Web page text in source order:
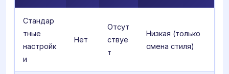
Стандар
тные
настройк
и
Нет
Отсут
ствуе
т
Низкая (только
смена стиля)